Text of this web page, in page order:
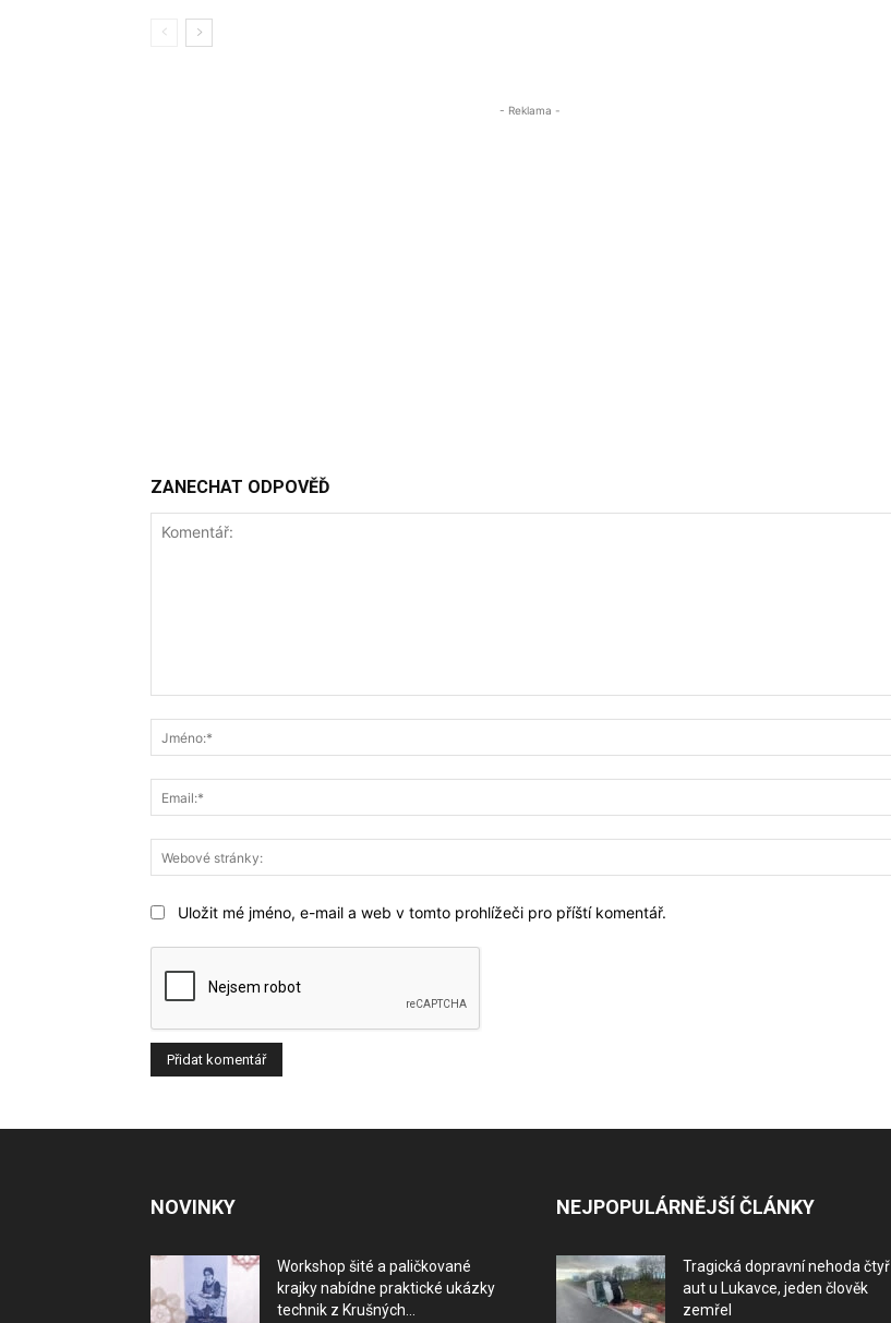
- Reklama -
ZANECHAT ODPOVĚĎ
Uložit mé jméno, e-mail a web v tomto prohlížeči pro příští komentář.
NOVINKY
Workshop šité a paličkované
krajky nabídne praktické ukázky
technik z Krušných...
NEJPOPULÁRNĚJŠÍ ČLÁNKY
Tragická dopravní nehoda čtyř
aut u Lukavce, jeden člověk
zemřel